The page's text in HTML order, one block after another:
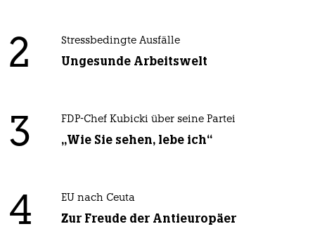
2 Stressbedingte Ausfälle
Ungesunde Arbeitswelt
3 FDP-Chef Kubicki über seine Partei
„Wie Sie sehen, lebe ich“
4 EU nach Ceuta
Zur Freude der Antieuropäer